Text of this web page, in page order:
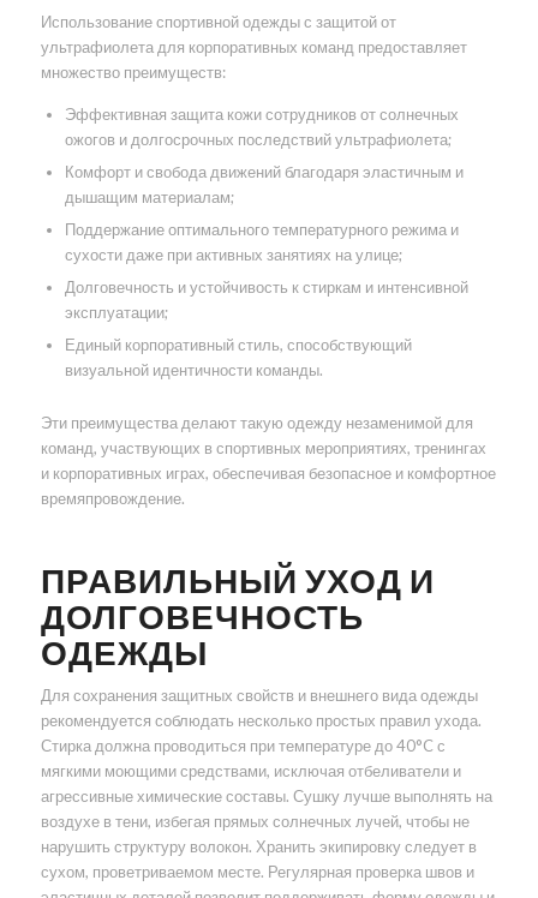
Использование спортивной одежды с защитой от
ультрафиолета для корпоративных команд предоставляет
множество преимуществ:
Эффективная защита кожи сотрудников от солнечных
ожогов и долгосрочных последствий ультрафиолета;
Комфорт и свобода движений благодаря эластичным и
дышащим материалам;
Поддержание оптимального температурного режима и
сухости даже при активных занятиях на улице;
Долговечность и устойчивость к стиркам и интенсивной
эксплуатации;
Единый корпоративный стиль, способствующий
визуальной идентичности команды.
Эти преимущества делают такую одежду незаменимой для
команд, участвующих в спортивных мероприятиях, тренингах
и корпоративных играх, обеспечивая безопасное и комфортное
времяпровождение.
ПРАВИЛЬНЫЙ УХОД И
ДОЛГОВЕЧНОСТЬ
ОДЕЖДЫ
Для сохранения защитных свойств и внешнего вида одежды
рекомендуется соблюдать несколько простых правил ухода.
Стирка должна проводиться при температуре до 40°C с
мягкими моющими средствами, исключая отбеливатели и
агрессивные химические составы. Сушку лучше выполнять на
воздухе в тени, избегая прямых солнечных лучей, чтобы не
нарушить структуру волокон. Хранить экипировку следует в
сухом, проветриваемом месте. Регулярная проверка швов и